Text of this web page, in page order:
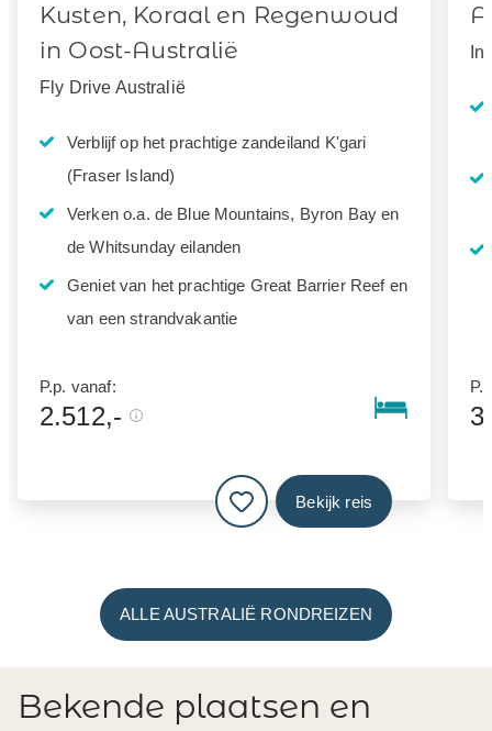
Kusten, Koraal en Regenwoud
in Oost-Australië
Fly Drive Australië
Verblijf op het prachtige zandeiland K'gari
(Fraser Island)
Verken o.a. de Blue Mountains, Byron Bay en
de Whitsunday eilanden
Geniet van het prachtige Great Barrier Reef en
van een strandvakantie
P.p. vanaf:
2.512,-
Bekijk reis
ALLE AUSTRALIË RONDREIZEN
Bekende plaatsen en